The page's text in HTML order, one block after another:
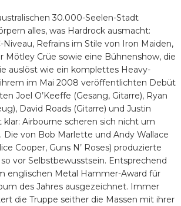
30.000-Seelen-Stadt
alles, was Hardrock ausmacht:
Niveau, Refrains im Stile von Iron Maiden,
Mötley Crüe sowie eine Bühnenshow, die
auslöst wie ein komplettes Heavy-
im Mai 2008 veröffentlichten Debüt
Joel O’Keeffe (Gesang, Gitarre), Ryan
David Roads (Gitarre) und Justin
klar: Airbourne scheren sich nicht um
Die von Bob Marlette und Andy Wallace
Cooper, Guns N’ Roses) produzierte
vor Selbstbewusstsein. Entsprechend
englischen Metal Hammer-Award für
des Jahres ausgezeichnet. Immer
die Truppe seither die Massen mit ihrer